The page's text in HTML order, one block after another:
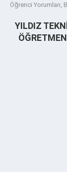
Öğrenci Yorumları,
YILDIZ